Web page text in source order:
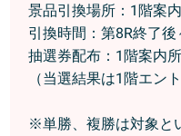
景品引換場所：1階案
引換時間：第8R終了後
抽選券配布：1階案内所
（当選結果は1階エン
※単勝、複勝は対象と